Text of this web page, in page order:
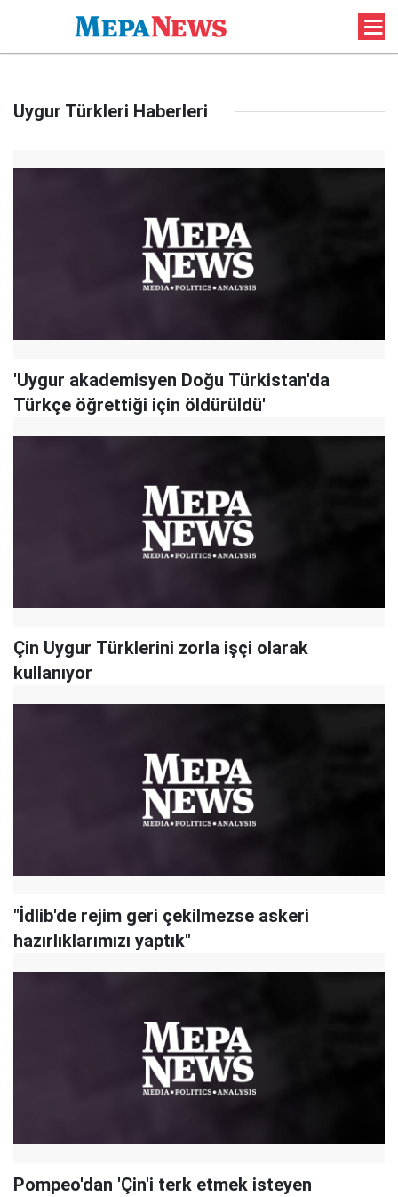
Uygur Türkleri Haberleri
'Uygur akademisyen Doğu Türkistan'da
Türkçe öğrettiği için öldürüldü'
Çin Uygur Türklerini zorla işçi olarak
kullanıyor
"İdlib'de rejim geri çekilmezse askeri
hazırlıklarımızı yaptık"
Pompeo'dan 'Çin'i terk etmek isteyen